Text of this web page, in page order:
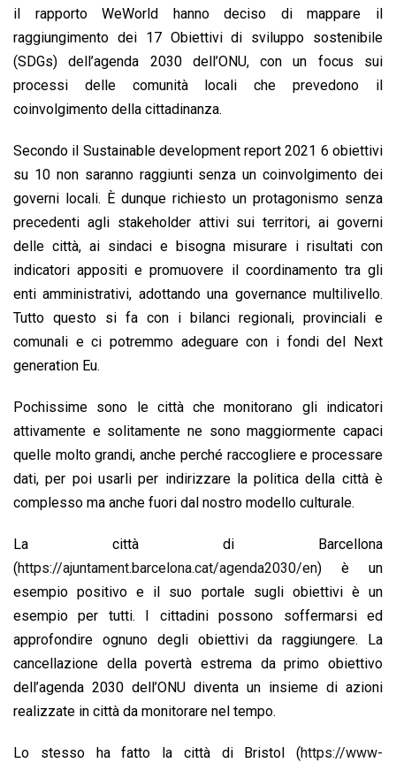
il rapporto WeWorld hanno deciso di mappare il
raggiungimento dei 17 Obiettivi di sviluppo sostenibile
(SDGs) dell’agenda 2030 dell’ONU, con un focus sui
processi delle comunità locali che prevedono il
coinvolgimento della cittadinanza.
Secondo il Sustainable development report 2021 6 obiettivi
su 10 non saranno raggiunti senza un coinvolgimento dei
governi locali. È dunque richiesto un protagonismo senza
precedenti agli stakeholder attivi sui territori, ai governi
delle città, ai sindaci e bisogna misurare i risultati con
indicatori appositi e promuovere il coordinamento tra gli
enti amministrativi, adottando una governance multilivello.
Tutto questo si fa con i bilanci regionali, provinciali e
comunali e ci potremmo adeguare con i fondi del Next
generation Eu.
Pochissime sono le città che monitorano gli indicatori
attivamente e solitamente ne sono maggiormente capaci
quelle molto grandi, anche perché raccogliere e processare
dati, per poi usarli per indirizzare la politica della città è
complesso ma anche fuori dal nostro modello culturale.
La città di Barcellona
(https://ajuntament.barcelona.cat/agenda2030/en) è un
esempio positivo e il suo portale sugli obiettivi è un
esempio per tutti. I cittadini possono soffermarsi ed
approfondire ognuno degli obiettivi da raggiungere. La
cancellazione della povertà estrema da primo obiettivo
dell’agenda 2030 dell’ONU diventa un insieme di azioni
realizzate in città da monitorare nel tempo.
Lo stesso ha fatto la città di Bristol (https://www-